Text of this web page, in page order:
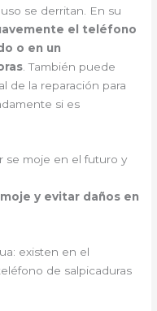
se derritan. En su
el teléfono
o en un
. También puede
de la reparación para
si es
se moje en el futuro y
y evitar daños en
existen en el
de salpicaduras